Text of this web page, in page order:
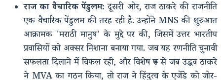
राज का वैचारिक पेंडुलम: दूसरी ओर, राज ठाकरे की राजनीति
एक वैचारिक पेंडुलम की तरह रही है. उन्होंने MNS की शुरुआत
आक्रामक 'मराठी मानुष' के मुद्दे पर की, जिसमें उत्तर भारतीय
प्रवासियों को अक्सर निशाना बनाया गया. जब यह रणनीति चुनावी
सफलता दिलाने में विफल रही, और विशेष रूप से जब उद्धव ठाकरे
ने MVA का गठन किया, तो राज ने हिंदुत्व के एजेंडे को जोर-